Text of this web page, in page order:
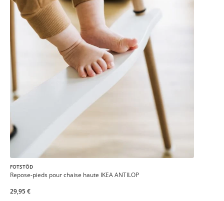
FOTSTÖD
Repose-pieds pour chaise haute IKEA ANTILOP
29,95 €